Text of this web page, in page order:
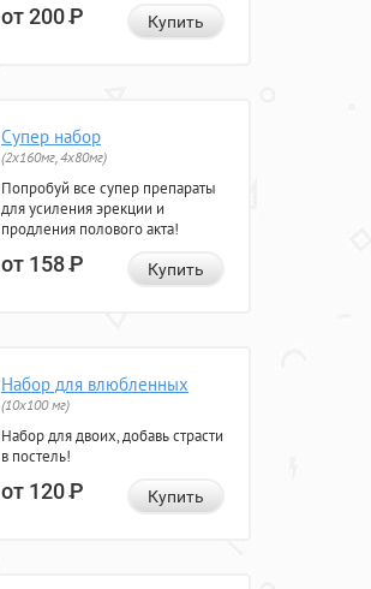
от 200Р Купить
Супер набор
(2х160мг, 4х80мг)
Попробуй все супер препараты
для усиления эрекции и
продления полового акта!
от 158Р Купить
Набор для влюбленных
(10х100 мг)
Набор для двоих, добавь страсти
в постель!
от 120Р Купить